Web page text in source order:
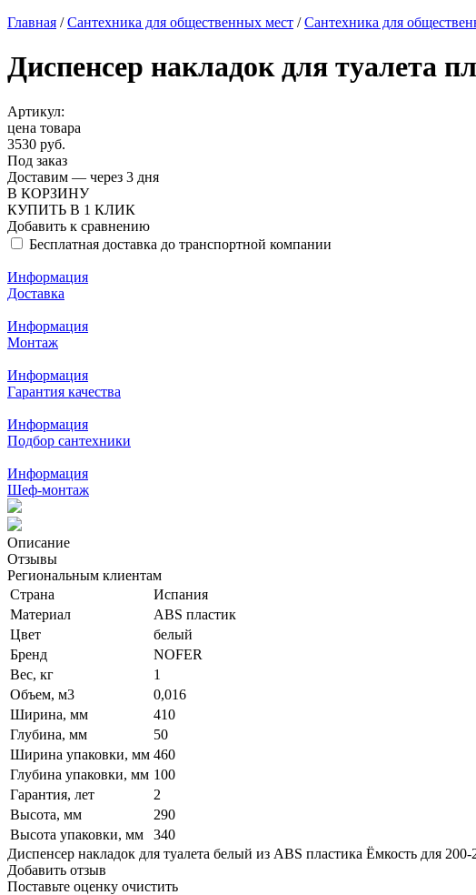
Главная /Сантехника для общественных мест /Сантехника для
Диспенсер накладок для туалета
Артикул:
цена товара
3530 руб.
Под заказ
Доставим — через 3 дня
В КОРЗИНУ
КУПИТЬ В 1 КЛИК
Добавить к сравнению
Бесплатная доставка до транспортной компании
Информация
Доставка
Информация
Монтаж
Информация
Гарантия качества
Информация
Подбор сантехники
Информация
Шеф-монтаж
Описание
Отзывы
Региональным клиентам
Страна
Испания
Материал
ABS пластик
Цвет
белый
Бренд
NOFER
Вес, кг
1
Объем, м3
0,016
Ширина, мм
410
Глубина, мм
50
Ширина упаковки, мм 460
Глубина упаковки, мм 100
Гарантия, лет
2
Высота, мм
290
Высота упаковки, мм
340
Диспенсер накладок для туалета белый из ABS пластика Ёмкость для 200-
Добавить отзыв
Поставьте оценку очистить